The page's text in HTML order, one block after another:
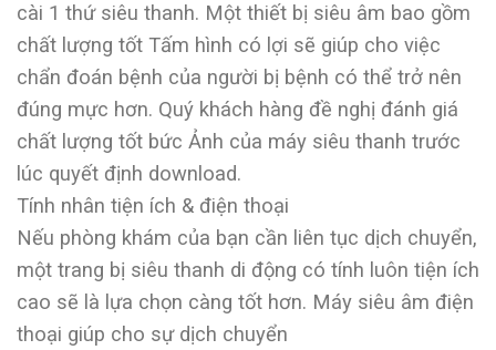
cài 1 thứ siêu thanh. Một thiết bị siêu âm bao gồm
chất lượng tốt Tấm hình có lợi sẽ giúp cho việc
chẩn đoán bệnh của người bị bệnh có thể trở nên
đúng mực hơn. Quý khách hàng đề nghị đánh giá
chất lượng tốt bức Ảnh của máy siêu thanh trước
lúc quyết định download.
Tính nhân tiện ích & điện thoại
Nếu phòng khám của bạn cần liên tục dịch chuyển,
một trang bị siêu thanh di động có tính luôn tiện ích
cao sẽ là lựa chọn càng tốt hơn. Máy siêu âm điện
thoại giúp cho sự dịch chuyển